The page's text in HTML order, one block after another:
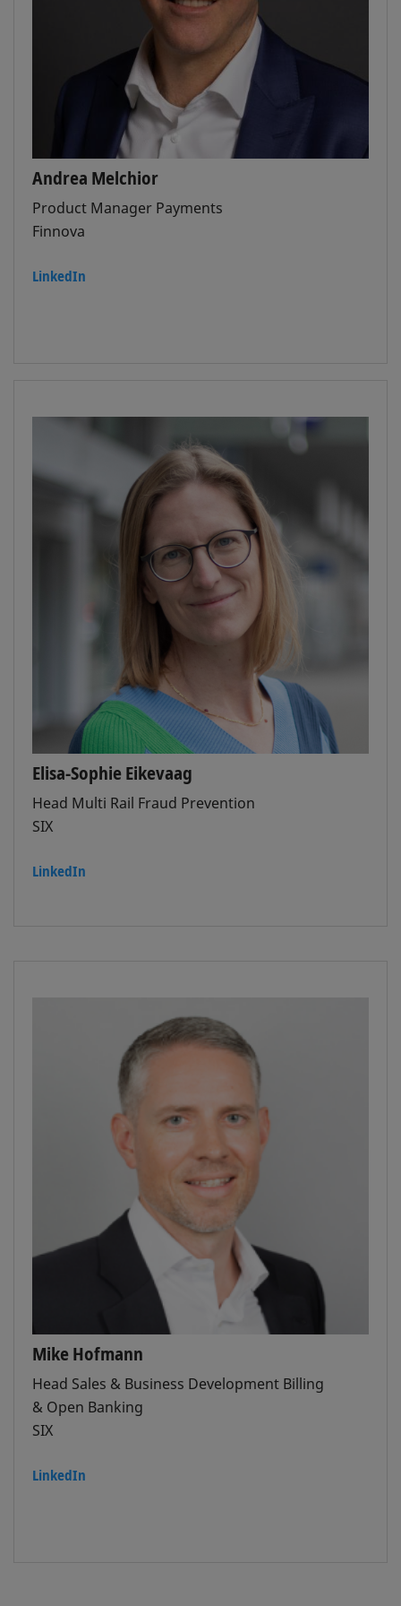
Andrea Melchior
Product Manager Payments
Finnova
LinkedIn
Elisa-Sophie Eikevaag
Head Multi Rail Fraud Prevention
SIX
LinkedIn
Mike Hofmann
Head Sales & Business Development Billing
& Open Banking
SIX
LinkedIn